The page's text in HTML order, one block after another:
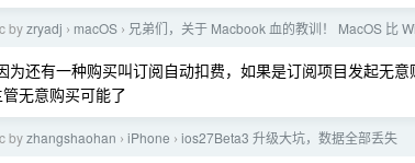
byzryadj › macOS › 兄弟们，关于 Macbook 血的教训！ MacOS 比
为还有一种购买叫订阅自动扣费，如果是订阅项目发起无
无意购买可能了
byzhangshaohan › iPhone › ios27Beta3 升级大坑，数据全部丢失